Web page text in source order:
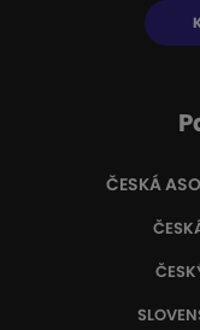
ČESKÁ